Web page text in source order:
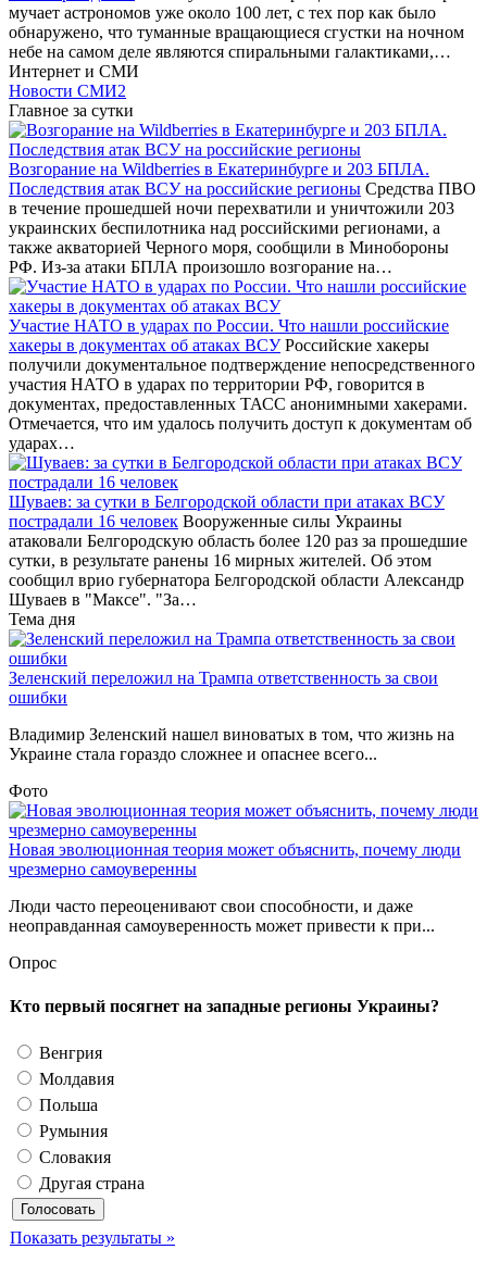
мучает астрономов уже около 100 лет, с тех пор как было
обнаружено, что туманные вращающиеся сгустки на ночном
небе на самом деле являются спиральными галактиками,…
Интернет и СМИ
Новости СМИ2
Главное за сутки
Возгорание на Wildberries в Екатеринбурге и 203 БПЛА.
Последствия атак ВСУ на российские регионы Средства ПВО
в течение прошедшей ночи перехватили и уничтожили 203
украинских беспилотника над российскими регионами, а
также акваторией Черного моря, сообщили в Минобороны
РФ. Из-за атаки БПЛА произошло возгорание на…
Участие НАТО в ударах по России. Что нашли российские
хакеры в документах об атаках ВСУРоссийские хакеры
получили документальное подтверждение непосредственного
участия НАТО в ударах по территории РФ, говорится в
документах, предоставленных ТАСС анонимными хакерами.
Отмечается, что им удалось получить доступ к документам об
ударах…
Шуваев: за сутки в Белгородской области при атаках ВСУ
пострадали 16 человек Вооруженные силы Украины
атаковали Белгородскую область более 120 раз за прошедшие
сутки, в результате ранены 16 мирных жителей. Об этом
сообщил врио губернатора Белгородской области Александр
Шуваев в "Максе". "За…
Тема дня
Зеленский переложил на Трампа ответственность за свои
ошибки
Владимир Зеленский нашел виноватых в том, что жизнь на
Украине стала гораздо сложнее и опаснее всего...
Фото
Новая эволюционная теория может объяснить, почему люди
чрезмерно самоуверенны
Люди часто переоценивают свои способности, и даже
неоправданная самоуверенность может привести к при...
Опрос
Кто первый посягнет на западные регионы Украины?
Венгрия
Молдавия
Польша
Румыния
Словакия
Другая страна
Показать результаты »